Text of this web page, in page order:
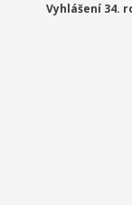
Vyhlášení 34.